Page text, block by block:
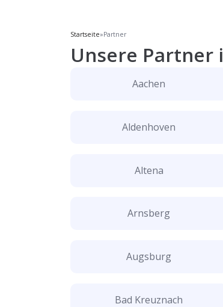
Startseite»Partner
Unsere Partner
Aachen
Aldenhoven
Altena
Arnsberg
Augsburg
Bad Kreuznach